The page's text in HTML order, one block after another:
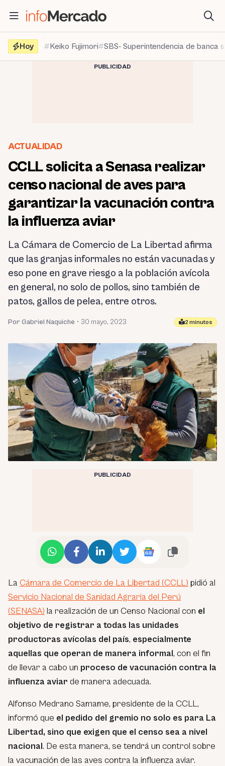
contenido
Hoy
Keiko Fujimori SBS- Superintendencia de banca
PUBLICIDAD
ACTUALIDAD
CCLL solicita a Senasa realizar
censo nacional de aves para
garantizar la vacunación contra
la influenza aviar
La Cámara de Comercio de La Libertad afirma
que las granjas informales no están vacunadas y
eso pone en grave riesgo a la población avícola
en general, no solo de pollos, sino también de
patos, gallos de pelea, entre otros.
Por Gabriel Naquiche • 30 mayo, 2023 2 minutos
PUBLICIDAD
La Cámara de Comercio de La Libertad (CCLL) pidió al
Servicio Nacional de Sanidad Agraria del Perú
(SENASA) la realización de un Censo Nacional con el
objetivo de registrar a todas las unidades
productoras avícolas del país, especialmente
aquellas que operan de manera informal, con el fin
de llevar a cabo un proceso de vacunación contra la
influenza aviar de manera adecuada.
Alfonso Medrano Samame, presidente de la CCLL,
informó que el pedido del gremio no solo es para La
Libertad, sino que exigen que el censo sea a nivel
nacional. De esta manera, se tendrá un control sobre
la vacunación de las aves contra la influenza aviar.